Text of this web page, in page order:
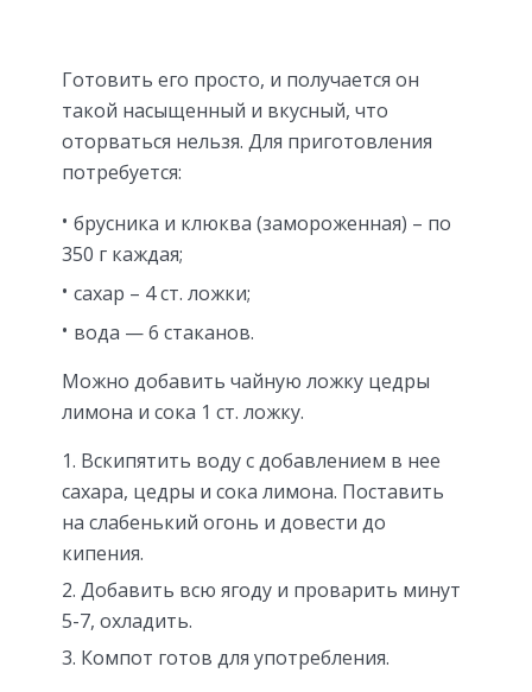
Готовить его просто, и получается он
такой насыщенный и вкусный, что
оторваться нельзя. Для приготовления
потребуется:
брусника и клюква (замороженная) – по
350 г каждая;
сахар – 4 ст. ложки;
вода — 6 стаканов.
Можно добавить чайную ложку цедры
лимона и сока 1 ст. ложку.
Вскипятить воду с добавлением в нее
сахара, цедры и сока лимона. Поставить
на слабенький огонь и довести до
кипения.
Добавить всю ягоду и проварить минут
5-7, охладить.
Компот готов для употребления.